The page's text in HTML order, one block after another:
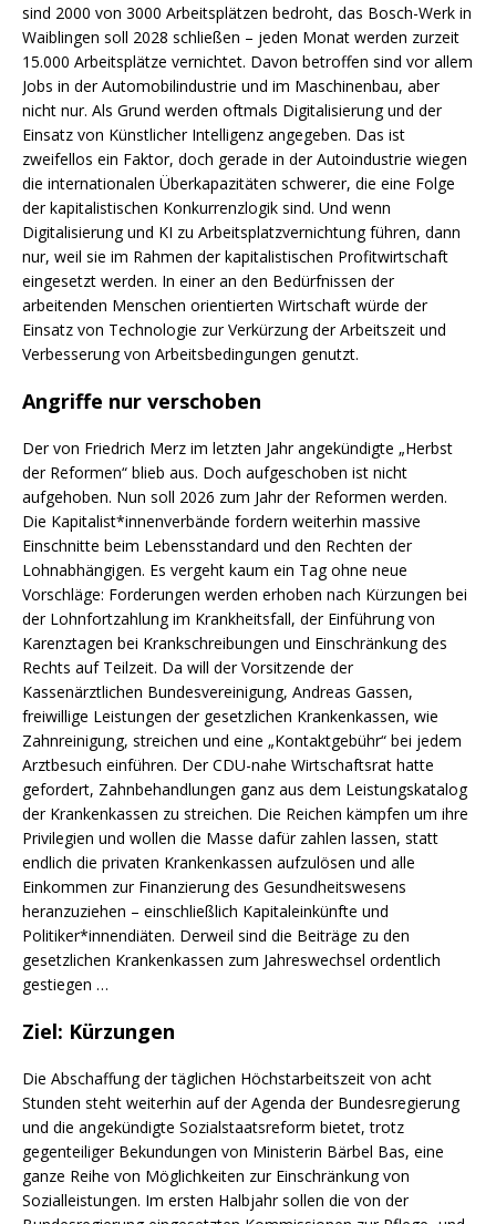
sind 2000 von 3000 Arbeitsplätzen bedroht, das Bosch-Werk in
Waiblingen soll 2028 schließen – jeden Monat werden zurzeit
15.000 Arbeitsplätze vernichtet. Davon betroffen sind vor allem
Jobs in der Automobilindustrie und im Maschinenbau, aber
nicht nur. Als Grund werden oftmals Digitalisierung und der
Einsatz von Künstlicher Intelligenz angegeben. Das ist
zweifellos ein Faktor, doch gerade in der Autoindustrie wiegen
die internationalen Überkapazitäten schwerer, die eine Folge
der kapitalistischen Konkurrenzlogik sind. Und wenn
Digitalisierung und KI zu Arbeitsplatzvernichtung führen, dann
nur, weil sie im Rahmen der kapitalistischen Profitwirtschaft
eingesetzt werden. In einer an den Bedürfnissen der
arbeitenden Menschen orientierten Wirtschaft würde der
Einsatz von Technologie zur Verkürzung der Arbeitszeit und
Verbesserung von Arbeitsbedingungen genutzt.
Angriffe nur verschoben
Der von Friedrich Merz im letzten Jahr angekündigte „Herbst
der Reformen“ blieb aus. Doch aufgeschoben ist nicht
aufgehoben. Nun soll 2026 zum Jahr der Reformen werden.
Die Kapitalist*innenverbände fordern weiterhin massive
Einschnitte beim Lebensstandard und den Rechten der
Lohnabhängigen. Es vergeht kaum ein Tag ohne neue
Vorschläge: Forderungen werden erhoben nach Kürzungen bei
der Lohnfortzahlung im Krankheitsfall, der Einführung von
Karenztagen bei Krankschreibungen und Einschränkung des
Rechts auf Teilzeit. Da will der Vorsitzende der
Kassenärztlichen Bundesvereinigung, Andreas Gassen,
freiwillige Leistungen der gesetzlichen Krankenkassen, wie
Zahnreinigung, streichen und eine „Kontaktgebühr“ bei jedem
Arztbesuch einführen. Der CDU-nahe Wirtschaftsrat hatte
gefordert, Zahnbehandlungen ganz aus dem Leistungskatalog
der Krankenkassen zu streichen. Die Reichen kämpfen um ihre
Privilegien und wollen die Masse dafür zahlen lassen, statt
endlich die privaten Krankenkassen aufzulösen und alle
Einkommen zur Finanzierung des Gesundheitswesens
heranzuziehen – einschließlich Kapitaleinkünfte und
Politiker*innendiäten. Derweil sind die Beiträge zu den
gesetzlichen Krankenkassen zum Jahreswechsel ordentlich
gestiegen …
Ziel: Kürzungen
Die Abschaffung der täglichen Höchstarbeitszeit von acht
Stunden steht weiterhin auf der Agenda der Bundesregierung
und die angekündigte Sozialstaatsreform bietet, trotz
gegenteiliger Bekundungen von Ministerin Bärbel Bas, eine
ganze Reihe von Möglichkeiten zur Einschränkung von
Sozialleistungen. Im ersten Halbjahr sollen die von der